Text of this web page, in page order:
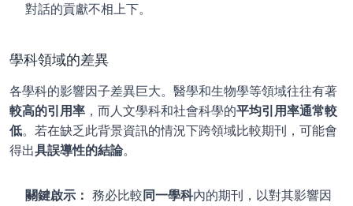
對話的貢獻不相上下。
學科領域的差異
各學科的影響因子差異巨大。醫學和生物學等領域往往有著
較高的引用率 ，而人文學科和社會科學的平均引用率通常較
低。若在缺乏此背景資訊的情況下跨領域比較期刊，可能會
得出具誤導性的結論。
關鍵啟示： 務必比較 同一學科內的期刊，以對其影響因